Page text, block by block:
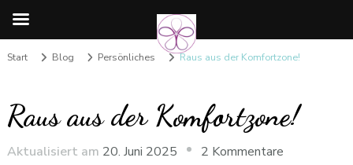
Start Blog Persönliches Raus aus der Komfortzone!
Raus aus der Komfortzone!
Aktualisiert am 20. Juni 2025 2 Kommentare